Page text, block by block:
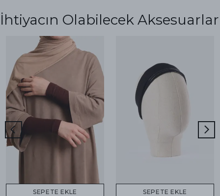
İhtiyacın Olabilecek Aksesuarlar
SEPETE EKLE SEPETE EKLE